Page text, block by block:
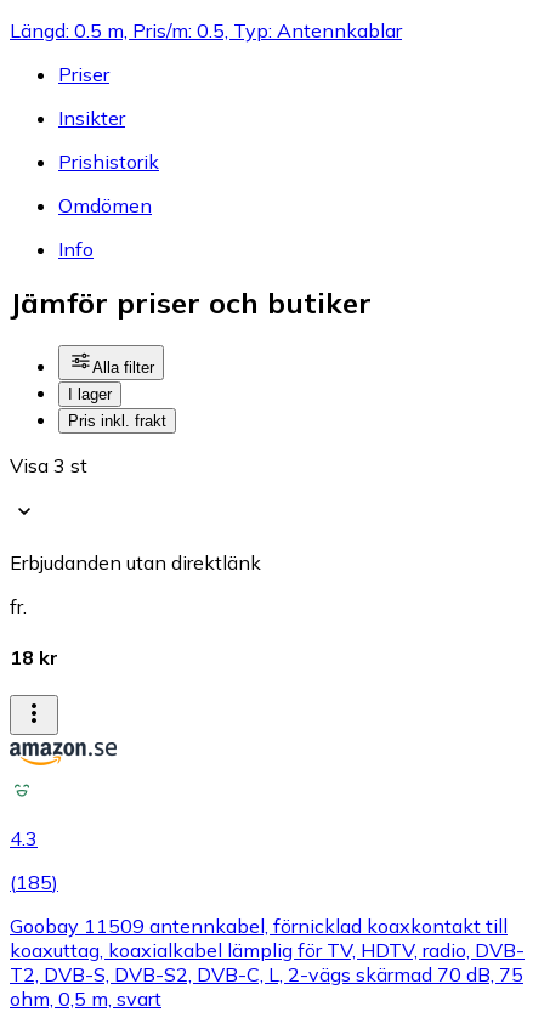
Längd: 0.5 m, Pris/m: 0.5, Typ: Antennkablar
Priser
Insikter
Prishistorik
Omdömen
Info
Jämför priser och butiker
Alla filter
I lager
Pris inkl. frakt
Visa 3 st
Erbjudanden utan direktlänk
fr.
18 kr
4.3
(185)
Goobay 11509 antennkabel, förnicklad koaxkontakt till
koaxuttag, koaxialkabel lämplig för TV, HDTV, radio, DVB-
T2, DVB-S, DVB-S2, DVB-C, L, 2-vägs skärmad 70 dB, 75
ohm, 0,5 m, svart